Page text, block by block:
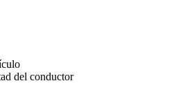
del conductor